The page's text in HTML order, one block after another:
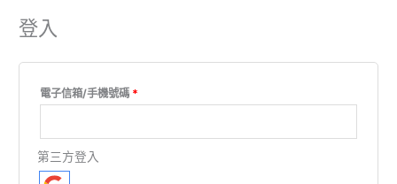
登入
電子信箱/手機號碼 *
第三方登入